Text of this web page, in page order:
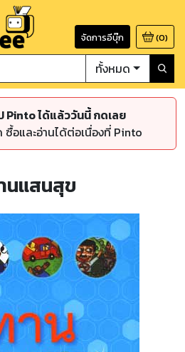
จัดการอีบุ๊ก (0)
ทั้งหมด
Pinto ได้แล้ววันนี้ กดเลย
อและอ่านได้ต่อเนื่องที่ Pinto
นแสนสุข